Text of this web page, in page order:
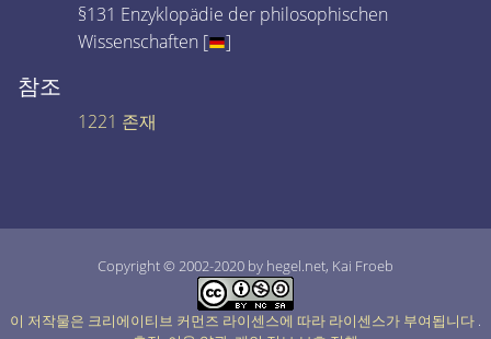
§131 Enzyklopädie der philosophischen
Wissenschaften [
]
참조
1221 존재
Copyright © 2002-2020 by hegel.net, Kai Froeb
이 저작물은 크리에이티브 커먼즈 라이센스에 따라 라이센스가 부여됩니다 .